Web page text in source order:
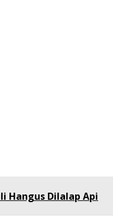
Hangus Dilalap Api